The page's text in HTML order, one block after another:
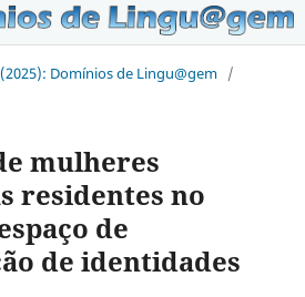
Domínios de Lingu@gem /
mulheres
residentes no
de
de identidades